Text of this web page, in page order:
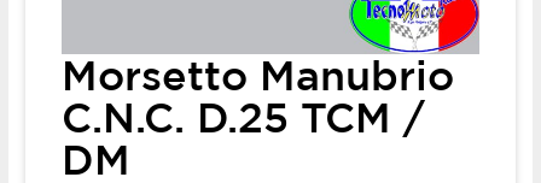
Morsetto Manubrio
C.n.c. D.25 TCM /
DM